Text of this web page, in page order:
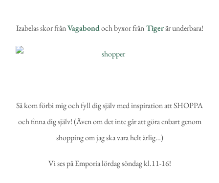
Izabelas skor frånVagabondoch byxor från Tigerär underbara!
Så kom förbi mig och fyll dig själv med inspiration att SHOPPA
och finna dig själv! (Även om det inte går att göra enbart genom
shopping om jag ska vara helt ärlig…)
Vi ses på Emporia lördag söndag kl.11-16!